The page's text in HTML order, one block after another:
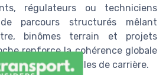
régulateurs ou techniciens
parcours structurés mêlant
binômes terrain et projets
renforce la cohérence globale
les passerelles de carrière.